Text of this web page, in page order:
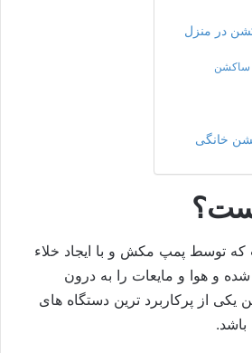
در منزل
ساکشن
خانگی
توسط پمپ مکش و با ایجاد خلاء
و هوا و مایعات را به درون
از پرکاربرد ترین دستگاه های